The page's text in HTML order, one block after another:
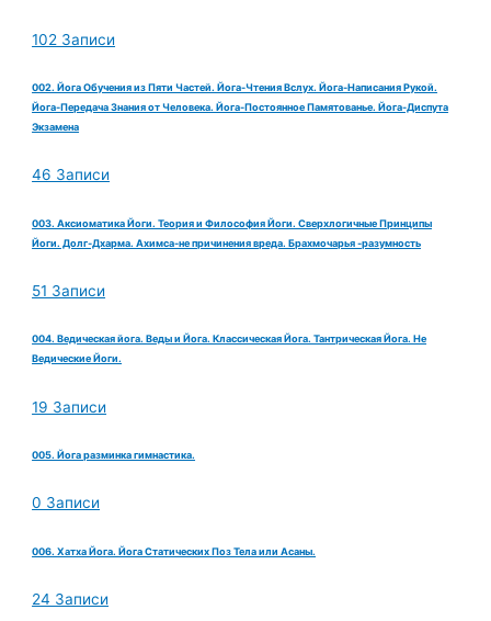
102 Записи
002. Йога Обучения из Пяти Частей. Йога-Чтения Вслух. Йога-Написания Рукой.
Йога-Передача Знания от Человека. Йога-Постоянное Памятованье. Йога-Диспута
Экзамена
46 Записи
003. Аксиоматика Йоги. Теория и Философия Йоги. Сверхлогичные Принципы
Йоги. Долг-Дхарма. Ахимса-не причинения вреда. Брахмочарья -разумность
51 Записи
004. Ведическая йога. Веды и Йога. Классическая Йога. Тантрическая Йога. Не
Ведические Йоги.
19 Записи
005. Йога разминка гимнастика.
0 Записи
006. Хатха Йога. Йога Статических Поз Тела или Асаны.
24 Записи